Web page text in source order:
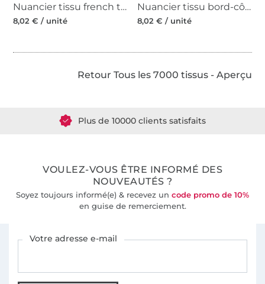
Nuancier tissu french terry gratté
8,02 € / unité
Nuancier tissu bord-côte jersey tubulaire lisse
8,02 € / unité
Retour Tous les 7000 tissus - Aperçu
Plus de 10000 clients satisfaits
VOULEZ-VOUS ÊTRE INFORMÉ DES
NOUVEAUTÉS ?
Soyez toujours informé(e) & recevez un code promo de 10%
en guise de remerciement.
Votre adresse e-mail